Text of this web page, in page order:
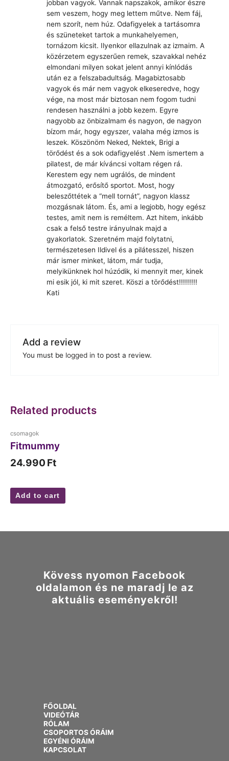
jobban vagyok. Vannak napszakok, amikor észre
sem veszem, hogy meg lettem műtve. Nem fáj,
nem szorít, nem húz. Odafigyelek a tartásomra
és szüneteket tartok a munkahelyemen,
tornázom kicsit. Ilyenkor ellazulnak az izmaim. A
közérzetem egyszerűen remek, szavakkal nehéz
elmondani milyen sokat jelent annyi kínlódás
után ez a felszabadultság. Magabiztosabb
vagyok és már nem vagyok elkeseredve, hogy
vége, na most már biztosan nem fogom tudni
rendesen használni a jobb kezem. Egyre
nagyobb az önbizalmam és nagyon, de nagyon
bízom már, hogy egyszer, valaha még izmos is
leszek. Köszönöm Neked, Nektek, Brigi a
törődést és a sok odafigyelést .Nem ismertem a
pilatest, de már kíváncsi voltam régen rá.
Kerestem egy nem ugrálós, de mindent
átmozgató, erősítő sportot. Most, hogy
beleszőttétek a “mell tornát”, nagyon klassz
mozgásnak látom. És, ami a legjobb, hogy egész
testes, amit nem is reméltem. Azt hitem, inkább
csak a felső testre irányulnak majd a
gyakorlatok. Szeretném majd folytatni,
természetesen Ildivel és a pilátesszel, hiszen
már ismer minket, látom, már tudja,
melyikünknek hol húzódik, ki mennyit mer, kinek
mi esik jól, ki mit szeret. Köszi a törődést!!!!!!!!!
Kati
Add a review
You must be logged in to post a review.
Related products
csomagok
Fitmummy
24.990 Ft
Add to cart
Kövess nyomon Facebook
oldalamon és ne maradj le az
aktuális eseményekről!
FŐOLDAL
VIDEÓTÁR
RÓLAM
CSOPORTOS ÓRÁIM
EGYÉNI ÓRÁIM
KAPCSOLAT